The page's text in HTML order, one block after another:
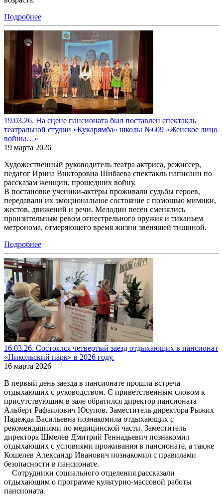
Подробнее
19.03.26. На сцене пансионата был поставлен спектакль
театральной студии «Кукарямба» школы №609 «Женское лицо
войны…»
19 марта 2026
Художественный руководитель театра актриса, режиссер,
педагог Ирина Викторовна Шибаева спектакль написанн по
рассказам женщин, прошедших войну.
В постановке ученики-актёры проживали судьбы героев,
передавали их эмоциональное состояние с помощью мимики,
жестов, движений и речи. Мелодии песен сменялись
пронзительным ревом огнестрельного оружия и тиканьем
метронома, отмеряющего время жизни звенящей тишиной.
Подробнее
16.03.26. Состоялся четвертый заезд отдыхающих в пансионат
«Никольский парк» в 2026 году.
16 марта 2026
В первый день заезда в пансионате прошла встреча
отдыхающих с руководством. С приветственным словом к
присутствующим в зале обратился директор пансионата
Альберт Рафаилович Юсупов. Заместитель директора Рыжих
Надежда Васильевна познакомила отдыхающих с
рекомендациями по медицинской части. Заместитель
директора Шмелев Дмитрий Геннадьевич познакомил
отдыхающих с условиями проживания в пансионате, а также
Кошелев Александр Иванович познакомил с правилами
безопасности в пансионате.
Сотрудники социального отделения рассказали
отдыхающим о программе культурно-массовой работы
пансионата.